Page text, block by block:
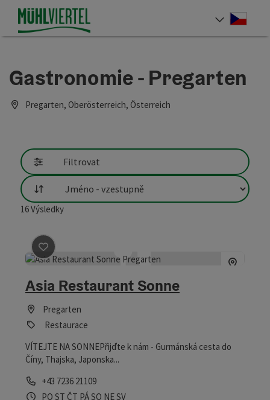
ObsahAccesskey
[0]
NavigaceAccesskey
[1]
Začátek stránky
Volba
Gastronomie - Pregarten
Pregarten, Oberösterreich, Österreich
Filtrovat
Třídění
16Výsledky
Označit příspěvek: Asia Restaurant Sonne
Asia Restaurant Sonne
Pregarten
Restaurace
VÍTEJTE NA SONNEPřijďte k nám - Gurmánská cesta do
Číny, Thajska, Japonska...
telefon
+43 7236 21109
Otevírací doba
PO Otevřeno v pondělí
ST Otevřeno ve středu
ČT Otevřeno ve čtvrtek
PÁOtevřeno v pátek
SO Otevřeno v sobotu
NEOtevřeno v neděli
SVOtevřeno o svátcích